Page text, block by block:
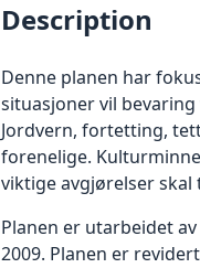
Description
Denne planen har
situasjoner vil
Jordvern, fortetting,
forenelige.
viktige avgjørelser skal
Planen er utarbeidet
2009. Planen er